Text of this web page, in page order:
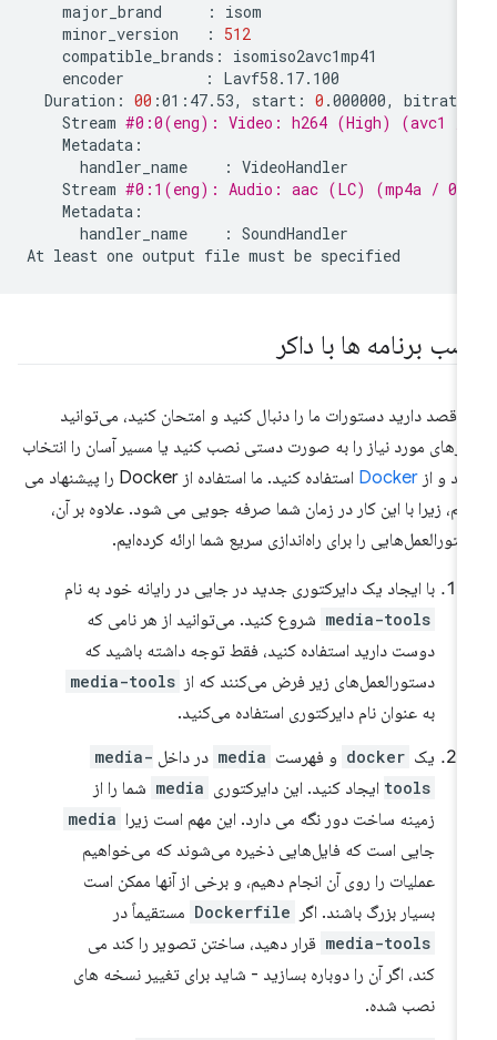
major_brand
:
minor_version
:
compatible_brands:
encoder
:
Duration: 00 :01:47.53, start: 0.000000,
Stream #0:0(eng): Video: h264 (High) (avc1
handler_name
:
Stream #0:1(eng): Audio: aac (LC) (mp4a /
handler_name
: SoundHandler
At least one output file must be
برنامه ها با داکر
قصد دارید دستورات ما را دنبال کنید و امتحان کنید، می‌توانید
مورد نیاز را به صورت دستی نصب کنید یا مسیر آسان را انتخاب
و از Docker
استفاده کنید. ما استفاده از Docker را پیشنهاد می
زیرا با این کار در زمان شما صرفه جویی می شود. علاوه بر آن،
را برای راه‌اندازی سریع شما ارائه کرده‌ایم.
با ایجاد یک دایرکتوری جدید در جایی در رایانه خود به نام
media-tools شروع کنید. می‌توانید از هر نامی که
دوست دارید استفاده کنید، فقط توجه داشته باشید که
دستورالعمل‌های زیر فرض می‌کنند که از media-tools
به عنوان نام دایرکتوری استفاده می‌کنید.
یک docker و فهرست media در داخلmedia-
toolsایجاد کنید. این دایرکتوری media شما را از
زمینه ساخت دور نگه می دارد. این مهم است زیرا
media
جایی است که فایل‌هایی ذخیره می‌شوند که می‌خواهیم
عملیات را روی آن انجام دهیم، و برخی از آنها ممکن است
بسیار بزرگ باشند. اگر Dockerfile مستقیماً در
media-tools قرار دهید، ساختن تصویر را کند می
کند، اگر آن را دوباره بسازید - شاید برای تغییر نسخه های
نصب شده.